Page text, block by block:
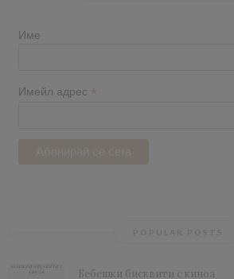
Име
Имейл адрес *
Бебешки бисквити с киноа